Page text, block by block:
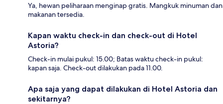
Ya, hewan peliharaan menginap gratis. Mangkuk minuman dan
makanan tersedia.
Kapan waktu check-in dan check-out di Hotel
Astoria?
Check-in mulai pukul: 15.00; Batas waktu check-in pukul:
kapan saja. Check-out dilakukan pada 11.00.
Apa saja yang dapat dilakukan di Hotel Astoria dan
sekitarnya?